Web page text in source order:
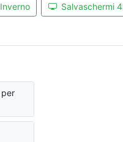
Inverno Salvaschermi